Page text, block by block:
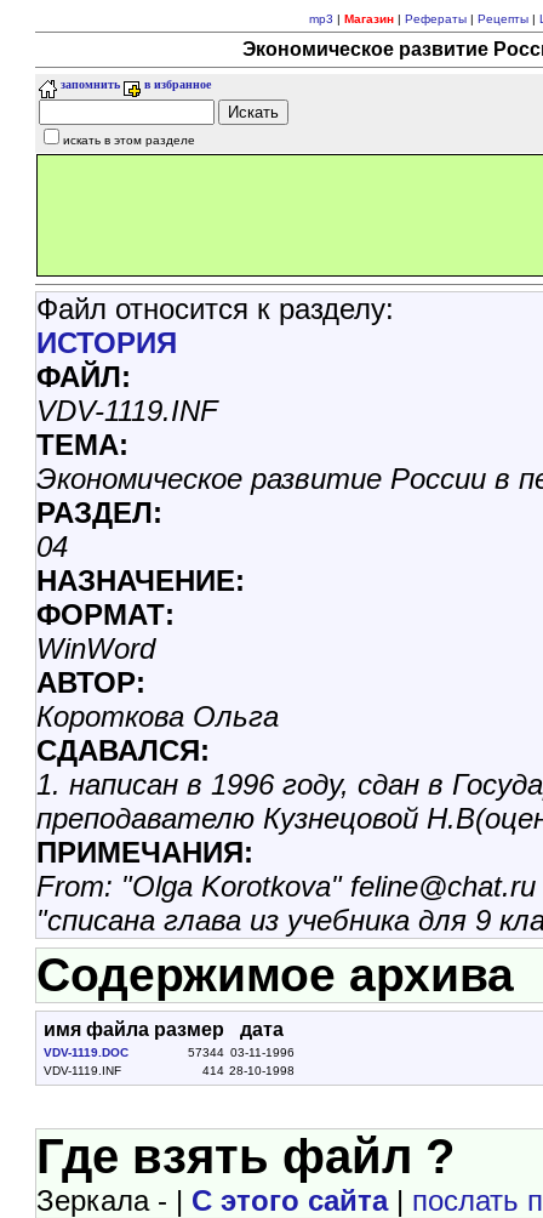
mp3 | Магазин| Рефераты| Рецепты|
Экономическое развитие
запомнить в избранное
искать в этом разделе
Файл относится к разделу:
ИСТОРИЯ
ФАЙЛ:
VDV-1119.INF
ТЕМА:
Экономическое развитие России в
РАЗДЕЛ:
04
НАЗHАЧЕНИЕ:
ФОРМАТ:
WinWord
АВТОР:
Короткова Ольга
СДАВАЛСЯ:
1. написан в 1996 году, сдан в
преподавателю Кузнецовой
ПРИМЕЧАНИЯ:
From: "Olga Korotkova" feline@chat.ru
"списана глава из учебника для 9
Содержимое архива
имя файла размер дата
VDV-1119.DOC 57344 03-11-1996
VDV-1119.INF
414 28-10-1998
Где взять файл ?
Зеркала - | С этого сайта| послать